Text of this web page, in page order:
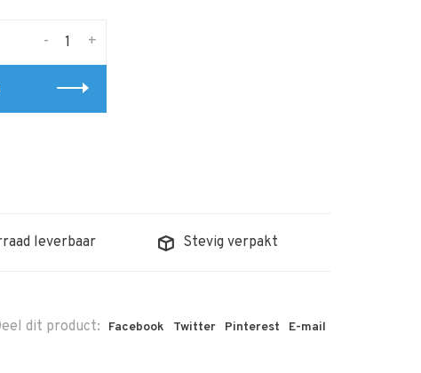
+
-
leverbaar Stevig verpakt
dit product: Facebook Twitter Pinterest E-mail